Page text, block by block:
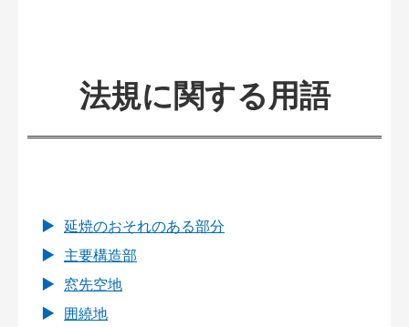
法規に関する用語
延焼のおそれのある部分
主要構造部
窓先空地
囲繞地